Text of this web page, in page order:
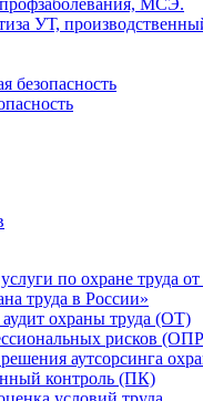
МСЭ.
УТ,
безопасность
по охране труда
труда в России»
охраны труда (ОТ)
рисков
аутсорсинга
контроль (ПК)